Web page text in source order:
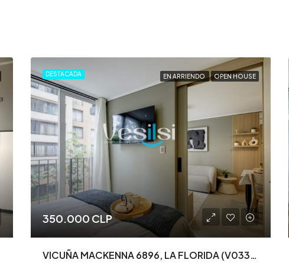
DESTACADA EN ARRIENDO OPEN HOUSE
350.000 CLP
VICUÑA MACKENNA 6896, LA FLORIDA (V0330)